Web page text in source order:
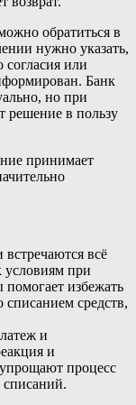
обратиться в
нужно указать,
согласия или
Банк
но при
решение в пользу
принимает
всё
условиям при
помогает избежать
средств,
и
и
упрощают процесс